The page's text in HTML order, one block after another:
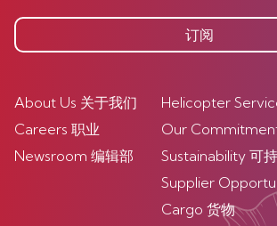
订阅
About Us 关于我们
Careers 职业
Newsroom 编辑部
Helicopter
Our
Sustainability 可
Supplier
Cargo 货物